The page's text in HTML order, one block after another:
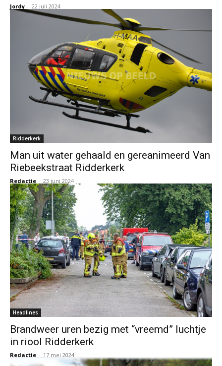
Jordy - 22 juli 2024
Ridderkerk
Man uit water gehaald en gereanimeerd Van
Riebeekstraat Ridderkerk
Redactie - 23 juni 2024
Headlines
Brandweer uren bezig met “vreemd” luchtje
in riool Ridderkerk
Redactie - 17 mei 2024